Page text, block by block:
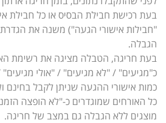
בעת רכישת חבילת הבסיס או כל חבילת
"חבילות אישורי הגעה") משנה את
הגבלה.
בעת חריגה, הטבלה מציגה את רשימת
כ"מגיעים" / "לא מגיעים" / "אולי
כמות אישורי ההגעה שניתן לקבל בחינם
כל האורחים שמוגדרים כ-"לא הופצה
מוצגים ללא הגבלה גם במצב של חריגה.